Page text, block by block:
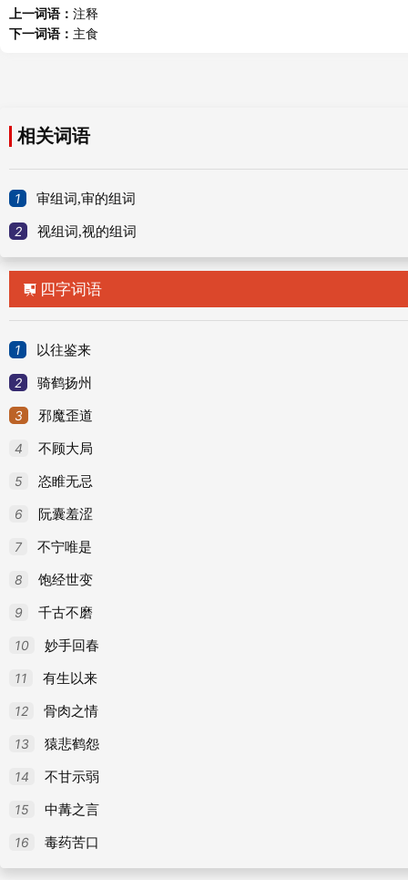
一瞥,
词语解释：
(1) 仔细地看
例审视，巨身修尾，青项金翅。——《聊斋志异·
⒈ 仔细察看。
引《元典章·台纲二·体察》：“所在重刑，每上下
《警世通言·唐解元一笑姻缘》：“次日写了名帖
例如：他到现场仔细审视了一番，没有发现什么破
国语词典：
详细察看。
审视
审视shěn shì动词look at carefully
审视的字义
上一词语： 注释
下一词语： 主食
相关词语
1 审组词,审的组词
2 视组词,视的组词
 四字词语
1 以往鉴来
2 骑鹤扬州
3 邪魔歪道
4 不顾大局
5 恣睢无忌
6 阮囊羞涩
7 不宁唯是
8 饱经世变
9 千古不磨
10 妙手回春
11 有生以来
12 骨肉之情
13 猿悲鹤怨
14 不甘示弱
15 中冓之言
16 毒药苦口